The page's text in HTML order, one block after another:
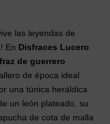
las leyendas de
En Disfraces Lucero
de guerrero
de época ideal
una túnica heráldica
un león plateado, su
de cota de malla